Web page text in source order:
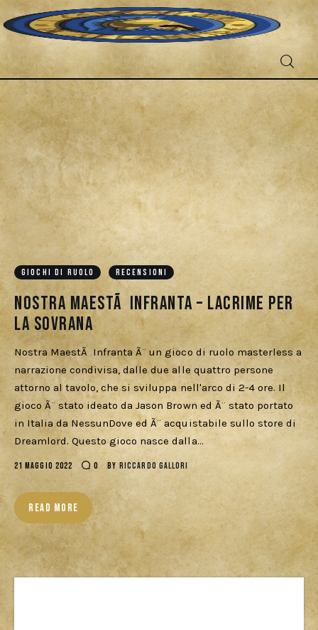
Fantascienza
Fantasy
Games
Recensioni
Libri e fumetti
Cercatori
Download
GIOCHI DI RUOLO RECENSIONI
Nostra MaestÃ Infranta – Lacrime per
la sovrana
Nostra MaestÃ Infranta Ã¨ un gioco di ruolo masterless a
narrazione condivisa, dalle due alle quattro persone
attorno al tavolo, che si sviluppa nell'arco di 2-4 ore. Il
gioco Ã¨ stato ideato da Jason Brown ed Ã¨ stato portato
in Italia da NessunDove ed Ã¨ acquistabile sullo store di
Dreamlord. Questo gioco nasce dalla…
21 MAGGIO 2022 0 BY RICCARDO GALLORI
READ MORE